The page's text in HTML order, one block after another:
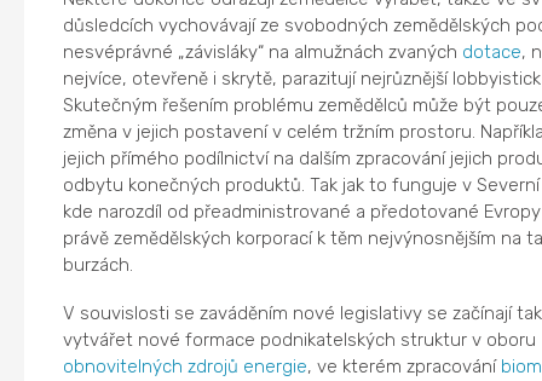
důsledcích vychovávají ze svobodných zemědělských
nesvéprávné „závisláky“ na almužnách zvaných dotace,
nejvíce, otevřeně i skrytě, parazitují nejrůznější
Skutečným řešením problému zemědělců může být
změna v jejich postavení v celém tržním prostoru.
jejich přímého podílnictví na dalším zpracování jejich
odbytu konečných produktů. Tak jak to funguje v
kde narozdíl od přeadministrované a předotované
právě zemědělských korporací k těm nejvýnosnějším na
burzách.
V souvislosti se zaváděním nové legislativy se začínají
vytvářet nové formace podnikatelských struktur v oboru
obnovitelných zdrojů energie, ve kterém zpracování